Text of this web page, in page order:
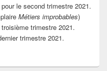
le second trimestre 2021.
Métiers improbables)
trimestre 2021.
trimestre 2021.